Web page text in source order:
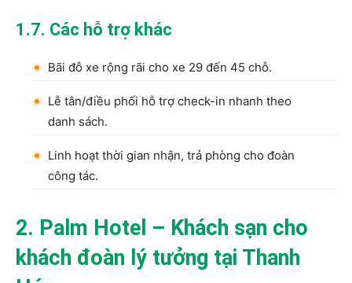
1.7. Các hỗ trợ khác
Bãi đỗ xe rộng rãi cho xe 29 đến 45 chỗ.
Lễ tân/điều phối hỗ trợ check-in nhanh theo
danh sách.
Linh hoạt thời gian nhận, trả phòng cho đoàn
công tác.
2. Palm Hotel – Khách sạn cho
khách đoàn lý tưởng tại Thanh